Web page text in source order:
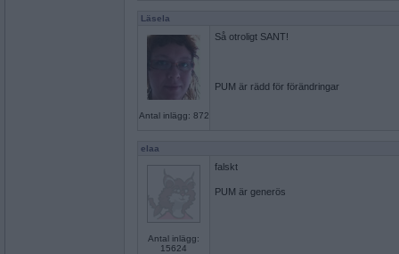
Läsela
Antal inlägg: 872
Så otroligt SANT!
PUM är rädd för förändringar
elaa
Antal inlägg:
15624
falskt
PUM är generös